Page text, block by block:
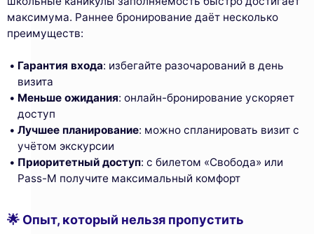
максимума. Раннее бронирование даёт несколько
преимуществ:
Гарантия входа: избегайте разочарований в день
визита
Меньше ожидания: онлайн-бронирование ускоряет
доступ
Лучшее планирование: можно спланировать визит с
учётом экскурсии
Приоритетный доступ: с билетом «Свобода» или
Pass-M получите максимальный комфорт
🌟 Опыт, который нельзя пропустить